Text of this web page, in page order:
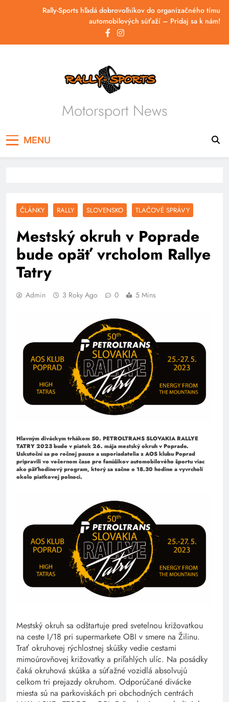
Rally-Sports hľadá dobrovoľníkov do organizačného tímu
automobilových súťaží – Pridaj sa k nám!
Motorsport News
MENU
ČLÁNKY RALLY SLOVENSKO TLAČOVÉ SPRÁVY
Mestský okruh v Poprade
bude opäť vrcholom Rallye
Tatry
Admin 3 Roky Ago 0 5 Mins
Hlavným diváckym trhákom 50. PETROLTRANS SLOVAKIA RALLYE
TATRY 2023 bude v piatok 26. mája mestský okruh v Poprade.
Uskutoční sa po ročnej pauze a usporiadatelia z AOS klubu Poprad
pripravili vo večernom čase pre fanúšikov automobilového športu viac
ako päťhodinový program, ktorý sa začne o 18.30 hodine a vyvrcholí
okolo piatkovej polnoci.
Mestský okruh sa odštartuje pred svetelnou križovatkou
na ceste I/18 pri supermarkete OBI v smere na Žilinu.
Trať okruhovej rýchlostnej skúšky vedie cestami
mimoúrovňovej križovatky a priľahlých ulíc. Na posádky
čaká okruhová skúška a súťažné vozidlá absolvujú
celkom tri prejazdy okruhom. Odporúčané divácke
miesta sú na parkoviskách pri obchodných centrách